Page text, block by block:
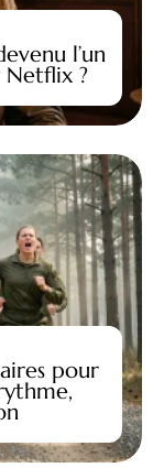
l’un
Netflix ?
pour